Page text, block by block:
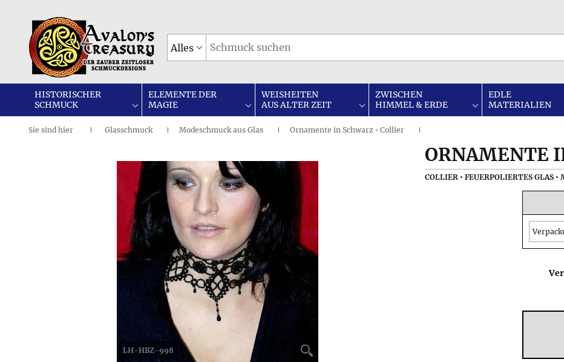
Alles
HISTORISCHER
SCHMUCK
ELEMENTE DER
MAGIE
WEISHEITEN
AUS ALTER ZEIT
ZWISCHEN
HIMMEL & ERDE
EDLE
MATERIALIEN
Sie sind hier | Glasschmuck I Modeschmuck aus Glas I Ornamente in Schwarz • Collier I
LH-HBZ-998
ORNAMENTE
COLLIER • FEUERPOLIERTES GLAS •